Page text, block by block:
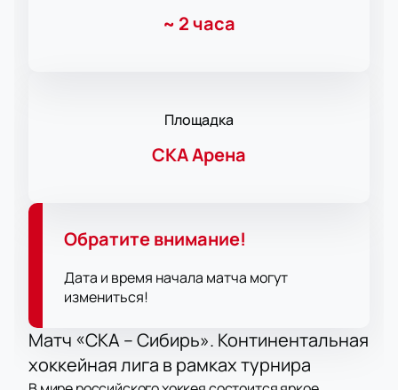
~ 2 часа
Площадка
СКА Арена
Обратите внимание!
Дата и время начала матча могут
измениться!
Матч «СКА – Сибирь». Континентальная
хоккейная лига в рамках турнира